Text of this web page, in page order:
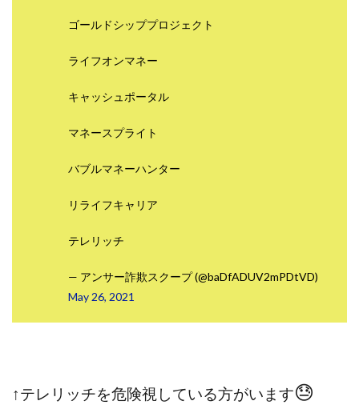
ゴールドシッププロジェクト
ライフオンマネー
キャッシュポータル
マネースプライト
バブルマネーハンター
リライフキャリア
テレリッチ
— アンサー詐欺スクープ (@baDfADUV2mPDtVD)
May 26, 2021
↑テレリッチを危険視している方がいます😓